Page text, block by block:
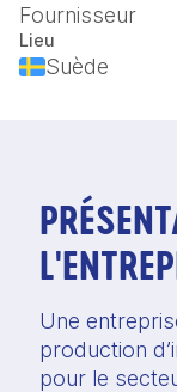
Fournisseur
Lieu
Suède
Une
production
pour le